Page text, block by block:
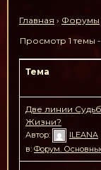
Главная › Форумы
Просмотр 1 темы -
Тема
Две линии
Жизни?
Автор:
ILEANA
в: Форум.